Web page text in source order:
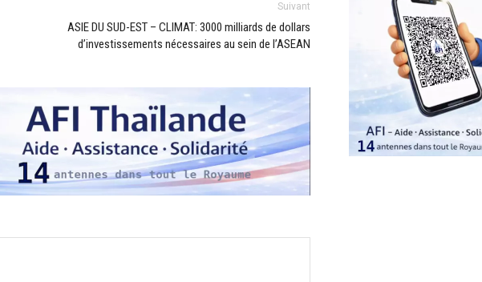
Suivant
ASIE DU SUD-EST – CLIMAT: 3000 milliards de dollars
d’investissements nécessaires au sein de l’ASEAN